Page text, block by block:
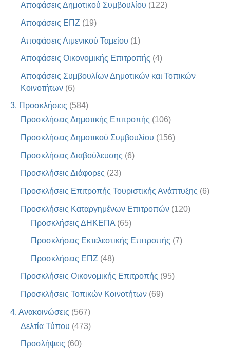
Αποφάσεις Δημοτικού Συμβουλίου (122)
Αποφάσεις ΕΠΖ (19)
Αποφάσεις Λιμενικού Ταμείου (1)
Αποφάσεις Οικονομικής Επιτροπής (4)
Αποφάσεις Συμβουλίων Δημοτικών και Τοπικών
Κοινοτήτων (6)
3. Προσκλήσεις (584)
Προσκλήσεις Δημοτικής Επιτροπής (106)
Προσκλήσεις Δημοτικού Συμβουλίου (156)
Προσκλήσεις Διαβούλευσης (6)
Προσκλήσεις Διάφορες (23)
Προσκλήσεις Επιτροπής Τουριστικής Ανάπτυξης (6)
Προσκλήσεις Καταργημένων Επιτροπών (120)
Προσκλήσεις ΔΗΚΕΠΑ (65)
Προσκλήσεις Εκτελεστικής Επιτροπής (7)
Προσκλήσεις ΕΠΖ (48)
Προσκλήσεις Οικονομικής Επιτροπής (95)
Προσκλήσεις Τοπικών Κοινοτήτων (69)
4. Ανακοινώσεις (567)
Δελτία Τύπου (473)
Προσλήψεις (60)